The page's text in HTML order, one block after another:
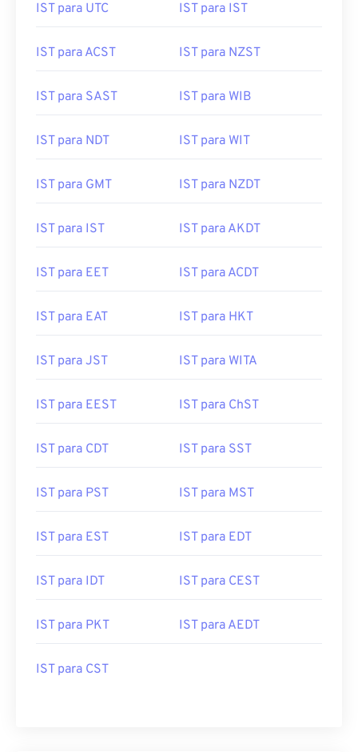
IST para UTC IST para IST
IST para ACST IST para NZST
IST para SAST IST para WIB
IST para NDT IST para WIT
IST para GMT IST para NZDT
IST para IST IST para AKDT
IST para EET IST para ACDT
IST para EAT IST para HKT
IST para JST IST para WITA
IST para EEST IST para ChST
IST para CDT IST para SST
IST para PST IST para MST
IST para EST IST para EDT
IST para IDT IST para CEST
IST para PKT IST para AEDT
IST para CST